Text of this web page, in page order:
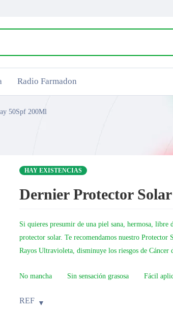
Radio Farmadon
50Spf 200Ml
HAY EXISTENCIAS
Dernier Protector
Si quieres presumir de una piel sana, hermosa, libre
protector solar. Te recomendamos nuestroProtector
Rayos Ultravioleta, disminuye los riesgos de
No mancha Sin sensación grasosa Fácil
REF